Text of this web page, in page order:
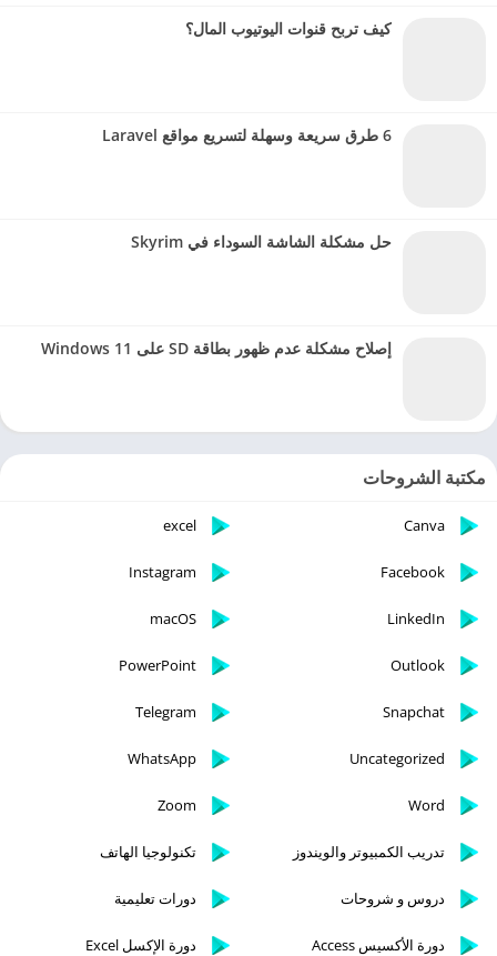
كيف تربح قنوات اليوتيوب المال؟
6 طرق سريعة وسهلة لتسريع مواقع Laravel
حل مشكلة الشاشة السوداء في Skyrim
إصلاح مشكلة عدم ظهور بطاقة SD على Windows 11
مكتبة الشروحات
Canva
excel
Facebook
Instagram
LinkedIn
macOS
Outlook
PowerPoint
Snapchat
Telegram
Uncategorized
WhatsApp
Word
Zoom
تدريب الكمبيوتر والويندوز تكنولوجيا الهاتف
دروس و شروحات دورات تعليمية
دورة الأكسيس Access دورة الإكسل Excel